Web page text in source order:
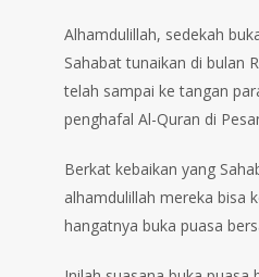
Alhamdulillah, sedekah
Sahabat tunaikan di bulan
telah sampai ke tangan
penghafal Al-Quran di
Berkat kebaikan yang
alhamdulillah mereka bisa
hangatnya buka puasa